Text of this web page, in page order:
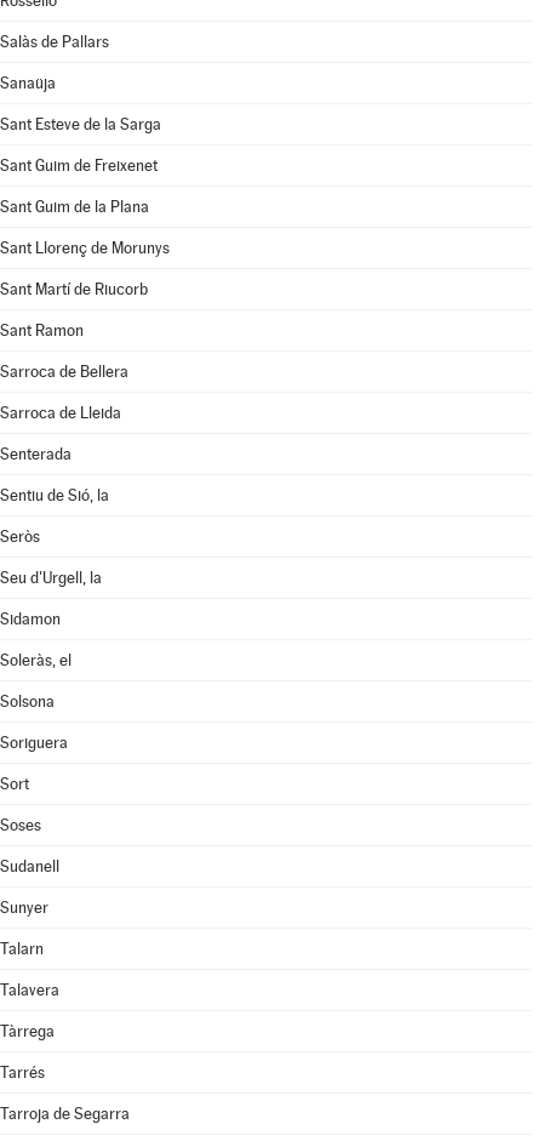
Salàs de Pallars
Sanaüja
Sant Esteve de la Sarga
Sant Guim de Freixenet
Sant Guim de la Plana
Sant Llorenç de Morunys
Sant Martí de Riucorb
Sant Ramon
Sarroca de Bellera
Sarroca de Lleida
Senterada
Sentiu de Sió, la
Seròs
Seu d'Urgell, la
Sidamon
Soleràs, el
Solsona
Soriguera
Sort
Soses
Sudanell
Sunyer
Talarn
Talavera
Tàrrega
Tarrés
Tarroja de Segarra